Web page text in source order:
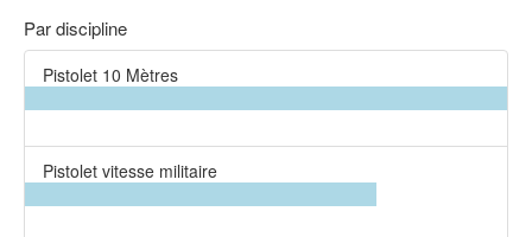
Par discipline
Pistolet 10 Mètres
Pistolet vitesse militaire